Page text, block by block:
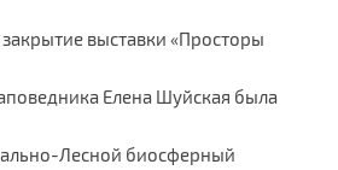
выставки «Просторы
Елена Шуйская была
Лесной биосферный